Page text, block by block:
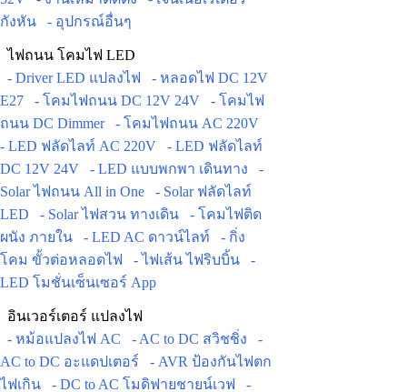
กังหัน
- อุปกรณ์อื่นๆ
ไฟถนน โคมไฟ LED
- Driver LED แปลงไฟ
- หลอดไฟ DC 12V
E27
- โคมไฟถนน DC 12V 24V
- โคมไฟ
ถนน DC Dimmer
- โคมไฟถนน AC 220V
- LED ฟลัดไลท์ AC 220V
- LED ฟลัดไลท์
DC 12V 24V
- LED แบบพกพา เดินทาง
-
Solar ไฟถนน All in One
- Solar ฟลัดไลท์
LED
- Solar ไฟสวน ทางเดิน
- โคมไฟติด
ผนัง ภายใน
- LED AC ดาวน์ไลท์
- กิ่ง
โคม ขั้วต่อหลอดไฟ
- ไฟเส้น ไฟริบบิ้น
-
LED โมชั่นเซ็นเซอร์ App
อินเวอร์เตอร์ แปลงไฟ
- หม้อแปลงไฟ AC
- AC to DC สวิชชิ่ง
-
AC to DC อะแดปเตอร์
- AVR ป้องกันไฟตก
ไฟเกิน
- DC to AC โมดิฟายชายน์เวฟ -